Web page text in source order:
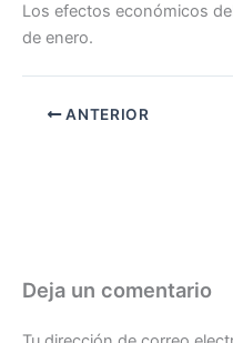
Los efectos económicos
de enero.
ANTERIOR
Deja un comentario